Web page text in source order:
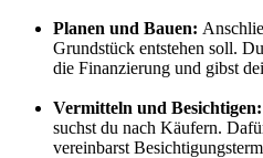
Planen und Bauen:
Grundstück entstehen soll.
die Finanzierung und gibst
Vermitteln und Besichtigen:
suchst du nach Käufern.
vereinbarst